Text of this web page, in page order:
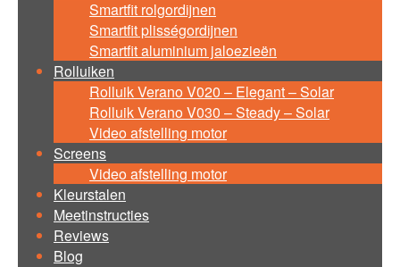
Smartfit rolgordijnen
Smartfit plisségordijnen
Smartfit aluminium jaloezieën
Rolluiken
Rolluik Verano V020 – Elegant – Solar
Rolluik Verano V030 – Steady – Solar
Video afstelling motor
Screens
Video afstelling motor
Kleurstalen
Meetinstructies
Reviews
Blog